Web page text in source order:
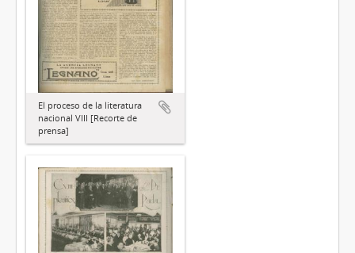
El proceso de la literatura
nacional VIII [Recorte de
prensa]